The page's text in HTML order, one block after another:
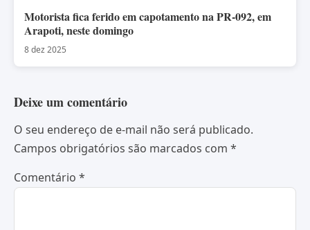
Motorista fica ferido em capotamento na PR-092, em
Arapoti, neste domingo
8 dez 2025
Deixe um comentário
O seu endereço de e-mail não será publicado.
Campos obrigatórios são marcados com *
Comentário *